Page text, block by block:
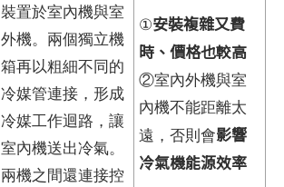
裝置於室內機與室
外機。兩個獨立機
箱再以粗細不同的
冷媒管連接，形成
冷媒工作迴路，讓
室內機送出冷氣。
兩機之間還連接控
①安裝複雜又費
時、價格也較高
②室內外機與室
內機不能距離太
遠，否則會影響
冷氣機能源效率